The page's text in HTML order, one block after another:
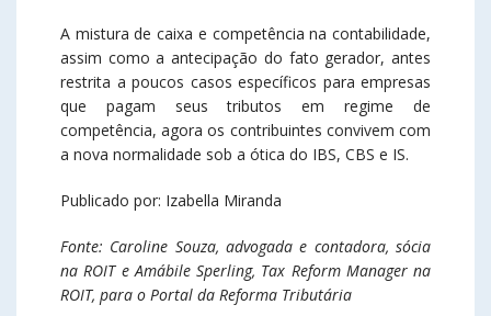
A mistura de caixa e competência na contabilidade,
assim como a antecipação do fato gerador, antes
restrita a poucos casos específicos para empresas
que pagam seus tributos em regime de
competência, agora os contribuintes convivem com
a nova normalidade sob a ótica do IBS, CBS e IS.
Publicado por: Izabella Miranda
Fonte: Caroline Souza, advogada e contadora, sócia
na ROIT e Amábile Sperling, Tax Reform Manager na
ROIT, para o Portal da Reforma Tributária